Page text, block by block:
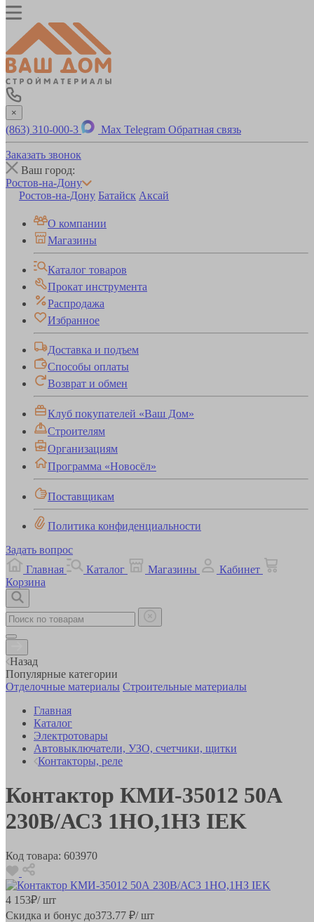
×
(863) 310-000-3 Max Telegram Обратная связь
Заказать звонок
Ваш город:
Ростов-на-Дону
Ростов-на-Дону Батайск Аксай
О компании
Магазины
Каталог товаров
Прокат инструмента
Распродажа
Избранное
Доставка и подъем
Способы оплаты
Возврат и обмен
Клуб покупателей «Ваш Дом»
Строителям
Организациям
Программа «Новосёл»
Поставщикам
Политика конфиденциальности
Задать вопрос
Главная
Каталог Магазины
Кабинет
Корзина
Назад
Популярные категории
Отделочные материалы Строительные материалы
Главная
Каталог
Электротовары
Автовыключатели, УЗО, счетчики, щитки
Контакторы, реле
Контактор КМИ-35012 50А
230В/АС3 1НО,1НЗ IEK
Код товара: 603970
4 153₽/ шт
Скидка и бонус до373.77 ₽/ шт